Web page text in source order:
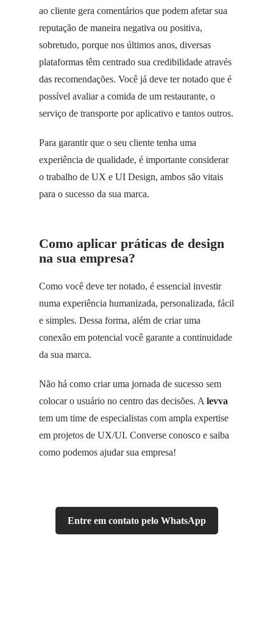
ao cliente gera comentários que podem afetar sua
reputação de maneira negativa ou positiva,
sobretudo, porque nos últimos anos, diversas
plataformas têm centrado sua credibilidade através
das recomendações. Você já deve ter notado que é
possível avaliar a comida de um restaurante, o
serviço de transporte por aplicativo e tantos outros.
Para garantir que o seu cliente tenha uma
experiência de qualidade, é importante considerar
o trabalho de UX e UI Design, ambos são vitais
para o sucesso da sua marca.
Como aplicar práticas de design
na sua empresa?
Como você deve ter notado, é essencial investir
numa experiência humanizada, personalizada, fácil
e simples. Dessa forma, além de criar uma
conexão em potencial você garante a continuidade
da sua marca.
Não há como criar uma jornada de sucesso sem
colocar o usuário no centro das decisões. Alevva
tem um time de especialistas com ampla expertise
em projetos de UX/UI. Converse conosco e saiba
como podemos ajudar sua empresa!
Entre em contato pelo WhatsApp